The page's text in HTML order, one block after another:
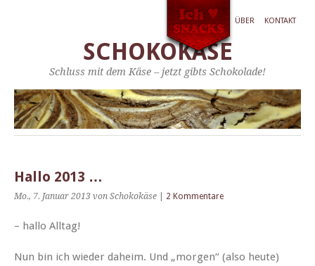
ÜBER KONTAKT
SCHOKOKÄSE
Schluss mit dem Käse – jetzt gibts Schokolade!
Hallo 2013 …
Mo., 7. Januar 2013 von Schokokäse 2 Kommentare
– hal­lo Alltag!
Nun bin ich wieder daheim. Und „mor­gen“ (also heute)